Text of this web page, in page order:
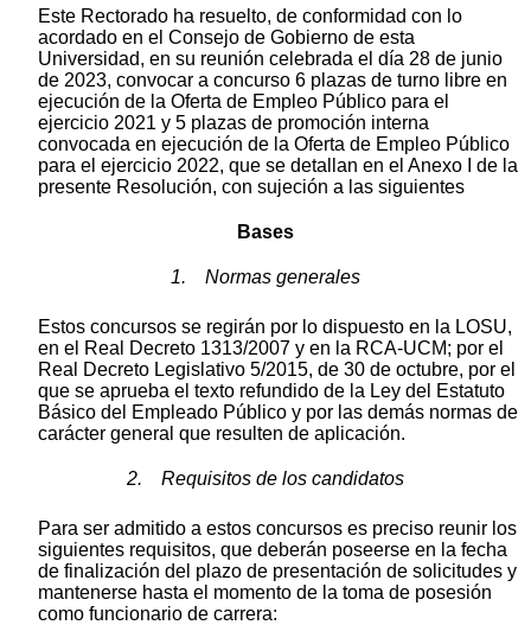
Este Rectorado ha resuelto, de conformidad con lo
acordado en el Consejo de Gobierno de esta
Universidad, en su reunión celebrada el día 28 de junio
de 2023, convocar a concurso 6 plazas de turno libre en
ejecución de la Oferta de Empleo Público para el
ejercicio 2021 y 5 plazas de promoción interna
convocada en ejecución de la Oferta de Empleo Público
para el ejercicio 2022, que se detallan en el Anexo I de la
presente Resolución, con sujeción a las siguientes
Bases
1. Normas generales
Estos concursos se regirán por lo dispuesto en la LOSU,
en el Real Decreto 1313/2007 y en la RCA-UCM; por el
Real Decreto Legislativo 5/2015, de 30 de octubre, por el
que se aprueba el texto refundido de la Ley del Estatuto
Básico del Empleado Público y por las demás normas de
carácter general que resulten de aplicación.
2. Requisitos de los candidatos
Para ser admitido a estos concursos es preciso reunir los
siguientes requisitos, que deberán poseerse en la fecha
de finalización del plazo de presentación de solicitudes y
mantenerse hasta el momento de la toma de posesión
como funcionario de carrera: